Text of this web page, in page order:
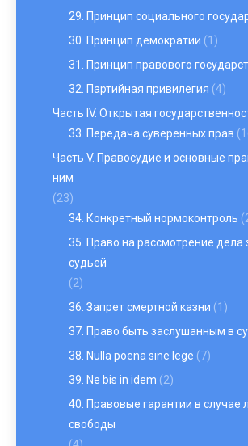
29. Принцип социального
30. Принцип демократии (1)
31. Принцип правового
32. Партийная привилегия (4)
Часть IV. Открытая
33. Передача суверенных прав
Часть V. Правосудие и основные
ним
(23)
34. Конкретный нормоконтроль
35. Право на рассмотрение дела
судьей
(2)
36. Запрет смертной казни (1)
37. Право быть заслушанным в
38. Nulla poena sine lege (7)
39. Ne bis in idem (2)
40. Правовые гарантии в случае
свободы